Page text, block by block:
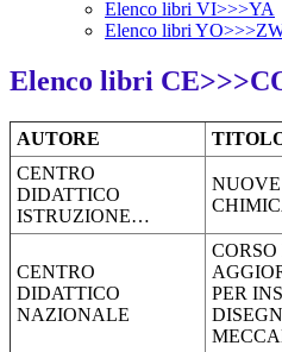
Elenco libri VI>>>YA
Elenco libri
Elenco libri
AUTORE
CENTRO
DIDATTICO
ISTRUZIONE…
CENTRO
DIDATTICO
NAZIONALE
PER